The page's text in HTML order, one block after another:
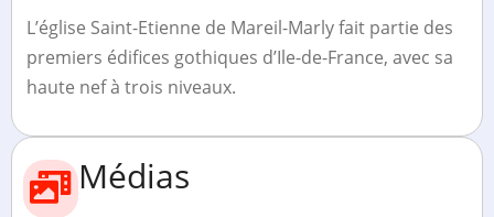
L’église Saint-Etienne de Mareil-Marly fait partie des
premiers édifices gothiques d’Ile-de-France, avec sa
haute nef à trois niveaux.
Médias